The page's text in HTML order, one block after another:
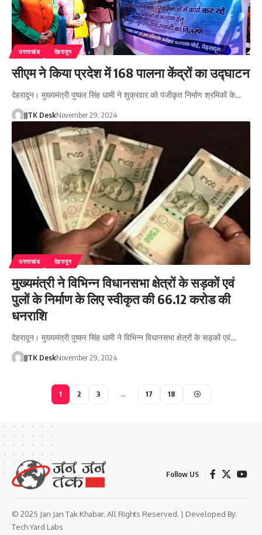
उत्तराखंड देहरादून
सीएम ने किया प्रदेश में 168 पालना केंद्रों का उद्घाटन
देहरादून। मुख्यमंत्री पुष्कर सिंह धामी ने शुक्रवार को पंजीकृत निर्माण श्रमिकों के…
JJTK DeskNovember 29, 2024
उत्तराखंड देहरादून
मुख्यमंत्री ने विभिन्न विधानसभा क्षेत्रों के सड़कों एवं
पुलों के निर्माण के लिए स्वीकृत की 66.12 करोड की
धनराशि
देहरादून। मुख्यमंत्री पुष्कर सिंह धामी ने विभिन्न विधानसभा क्षेत्रों के सड़कों एवं…
JJTK DeskNovember 29, 2024
1 2 3 … 17 18
Follow US
© 2025 Jan Jan Tak Khabar. All Rights Reserved. | Developed By:
Tech Yard Labs